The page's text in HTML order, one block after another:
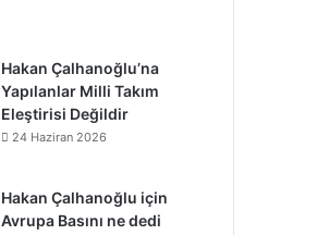
Hakan Çalhanoğlu’na
Yapılanlar Milli Takım
Eleştirisi Değildir
24 Haziran 2026
Hakan Çalhanoğlu için
Avrupa Basını ne dedi